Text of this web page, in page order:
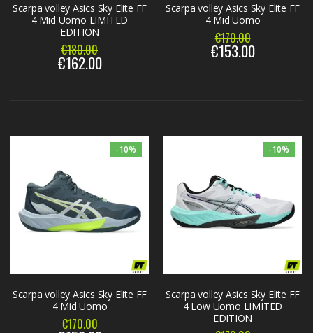
Scarpa volley Asics Sky Elite FF
4 Mid Uomo LIMITED
EDITION
€180.00
€162.00
Scarpa volley Asics Sky Elite FF
4 Mid Uomo
€170.00
€153.00
-10%
Scarpa volley Asics Sky Elite FF
4 Mid Uomo
€170.00
-10%
Scarpa volley Asics Sky Elite FF
4 Low Uomo LIMITED
EDITION